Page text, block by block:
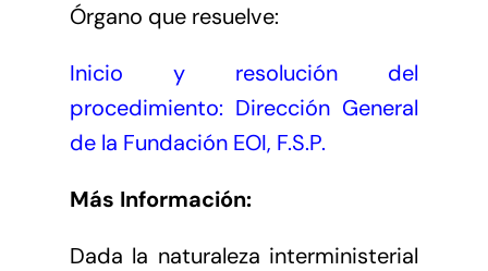
Órgano que resuelve:
Inicio y resolución del
procedimiento: Dirección General
de la Fundación EOI, F.S.P.
Más Información:
Dada la naturaleza interministerial